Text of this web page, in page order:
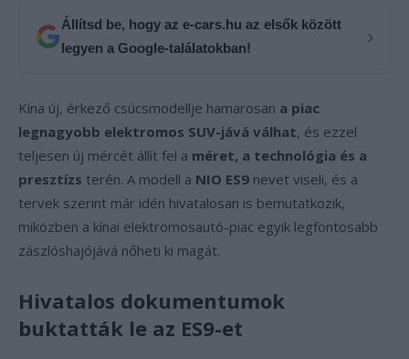
Állítsd be, hogy az e-cars.hu az elsők között
legyen a Google-találatokban!
›
Kína új, érkező csúcsmodellje hamarosan a piac
legnagyobb elektromos SUV-jává válhat, és ezzel
teljesen új mércét állít fel a méret, a technológia és a
presztízs terén. A modell a NIO ES9 nevet viseli, és a
tervek szerint már idén hivatalosan is bemutatkozik,
miközben a kínai elektromosautó-piac egyik legfontosabb
zászlóshajójává nőheti ki magát.
Hivatalos dokumentumok
buktatták le az ES9-et